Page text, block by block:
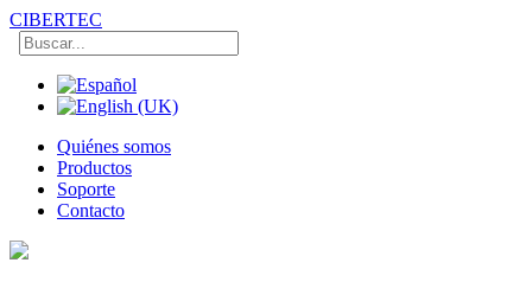
CIBERTEC
Quiénes somos
Productos
Soporte
Contacto